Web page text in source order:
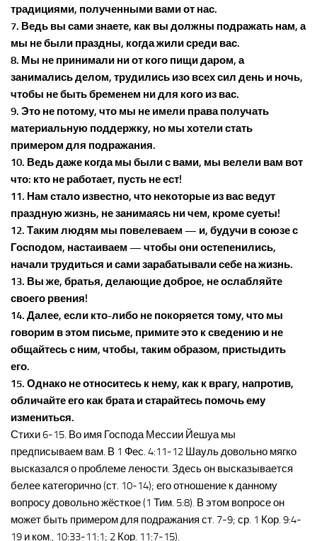
традициями, полученными вами от нас.
7. Ведь вы сами знаете, как вы должны подражать нам, а
мы не были праздны, когда жили среди вас.
8. Мы не принимали ни от кого пищи даром, а
занимались делом, трудились изо всех сил день и ночь,
чтобы не быть бременем ни для кого из вас.
9. Это не потому, что мы не имели права получать
материальную поддержку, но мы хотели стать
примером для подражания.
10. Ведь даже когда мы были с вами, мы велели вам вот
что: кто не работает, пусть не ест!
11. Нам стало известно, что некоторые из вас ведут
праздную жизнь, не занимаясь ни чем, кроме суеты!
12. Таким людям мы повелеваем — и, будучи в союзе с
Господом, настаиваем — чтобы они остепенились,
начали трудиться и сами зарабатывали себе на жизнь.
13. Вы же, братья, делающие доброе, не ослабляйте
своего рвения!
14. Далее, если кто-либо не покоряется тому, что мы
говорим в этом письме, примите это к сведению и не
общайтесь с ним, чтобы, таким образом, пристыдить
его.
15. Однако не относитесь к нему, как к врагу, напротив,
обличайте его как брата и старайтесь помочь ему
измениться.
Стихи 6-15. Во имя Господа Мессии Йешуа мы
предписываем вам. В 1 Фес. 4:11-12 Шауль довольно мягко
высказался о проблеме лености. Здесь он высказывается
белее категорично (ст. 10-14); его отношение к данному
вопросу довольно жёсткое (1 Тим. 5:8). В этом вопросе он
может быть примером для подражания ст. 7-9; ср. 1 Кор. 9:4-
19 и ком., 10:33-11:1; 2 Кор. 11:7-15).